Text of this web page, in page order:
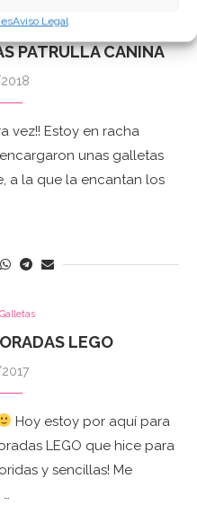
Aviso Legal
Galletas
PATRULLA CANINA
vez!! Estoy en racha
unas galletas
a la que la encantan los
Galletas
LEGO
Hoy estoy por aquí para
LEGO que hice para
y sencillas! Me